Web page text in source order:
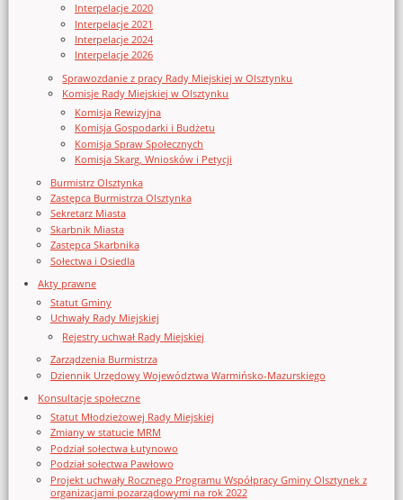
Interpelacje 2020
Interpelacje 2021
Interpelacje 2024
Interpelacje 2026
Sprawozdanie z pracy Rady Miejskiej w Olsztynku
Komisje Rady Miejskiej w Olsztynku
Komisja Rewizyjna
Komisja Gospodarki i Budżetu
Komisja Spraw Społecznych
Komisja Skarg, Wniosków i Petycji
Burmistrz Olsztynka
Zastępca Burmistrza Olsztynka
Sekretarz Miasta
Skarbnik Miasta
Zastępca Skarbnika
Sołectwa i Osiedla
Akty prawne
Statut Gminy
Uchwały Rady Miejskiej
Rejestry uchwał Rady Miejskiej
Zarządzenia Burmistrza
Dziennik Urzędowy Województwa Warmińsko-Mazurskiego
Konsultacje społeczne
Statut Młodzieżowej Rady Miejskiej
Zmiany w statucie MRM
Podział sołectwa Łutynowo
Podział sołectwa Pawłowo
Projekt uchwały Rocznego Programu Współpracy Gminy Olsztynek z
organizacjami pozarządowymi na rok 2022